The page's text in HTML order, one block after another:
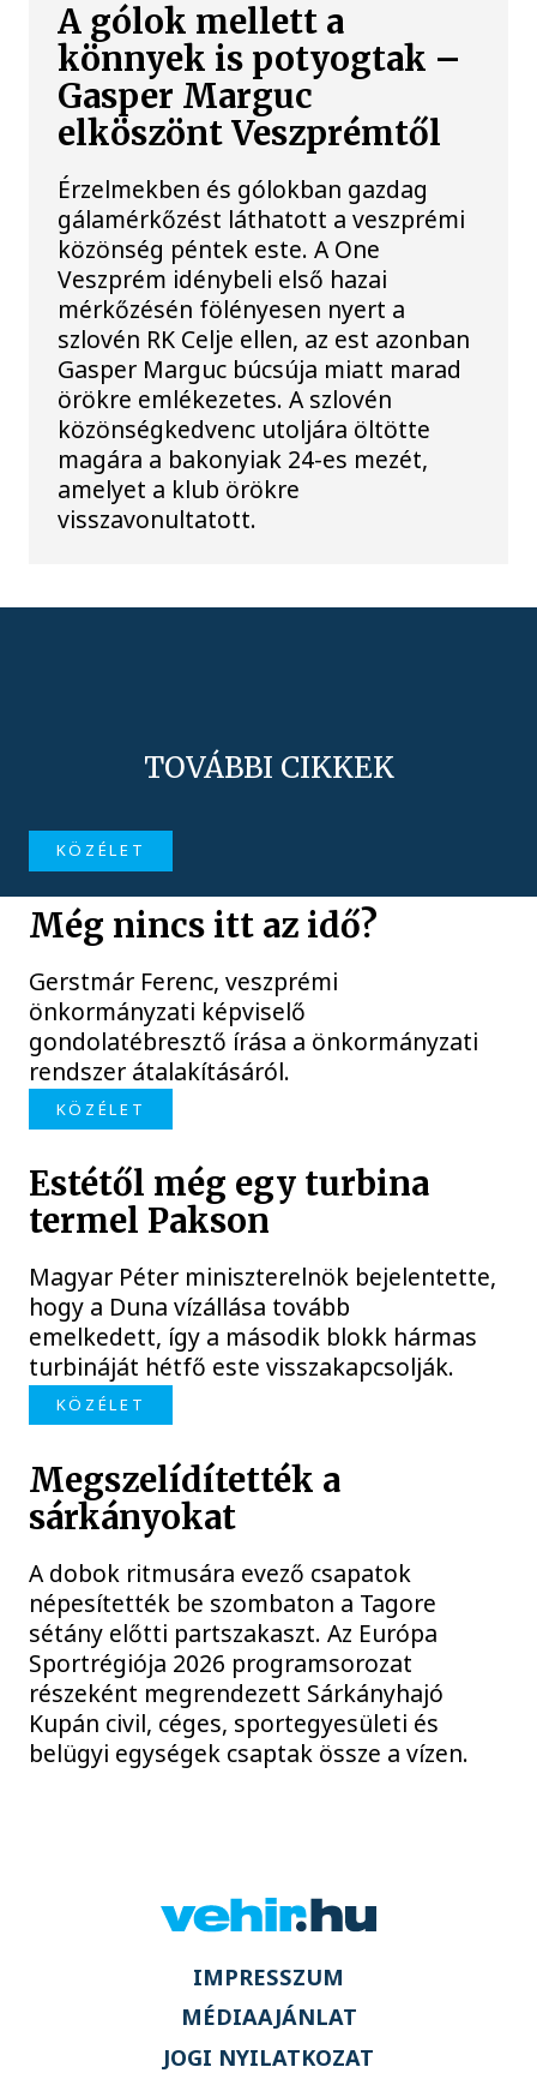
A gólok mellett a
könnyek is potyogtak –
Gasper Marguc
elköszönt Veszprémtől
Érzelmekben és gólokban gazdag
gálamérkőzést láthatott a veszprémi
közönség péntek este. A One
Veszprém idénybeli első hazai
mérkőzésén fölényesen nyert a
szlovén RK Celje ellen, az est azonban
Gasper Marguc búcsúja miatt marad
örökre emlékezetes. A szlovén
közönségkedvenc utoljára öltötte
magára a bakonyiak 24-es mezét,
amelyet a klub örökre
visszavonultatott.
TOVÁBBI CIKKEK
KÖZÉLET
Még nincs itt az idő?
Gerstmár Ferenc, veszprémi
önkormányzati képviselő
gondolatébresztő írása a önkormányzati
rendszer átalakításáról.
KÖZÉLET
Estétől még egy turbina
termel Pakson
Magyar Péter miniszterelnök bejelentette,
hogy a Duna vízállása tovább
emelkedett, így a második blokk hármas
turbináját hétfő este visszakapcsolják.
KÖZÉLET
Megszelídítették a
sárkányokat
A dobok ritmusára evező csapatok
népesítették be szombaton a Tagore
sétány előtti partszakaszt. Az Európa
Sportrégiója 2026 programsorozat
részeként megrendezett Sárkányhajó
Kupán civil, céges, sportegyesületi és
belügyi egységek csaptak össze a vízen.
IMPRESSZUM
MÉDIAAJÁNLAT
JOGI NYILATKOZAT